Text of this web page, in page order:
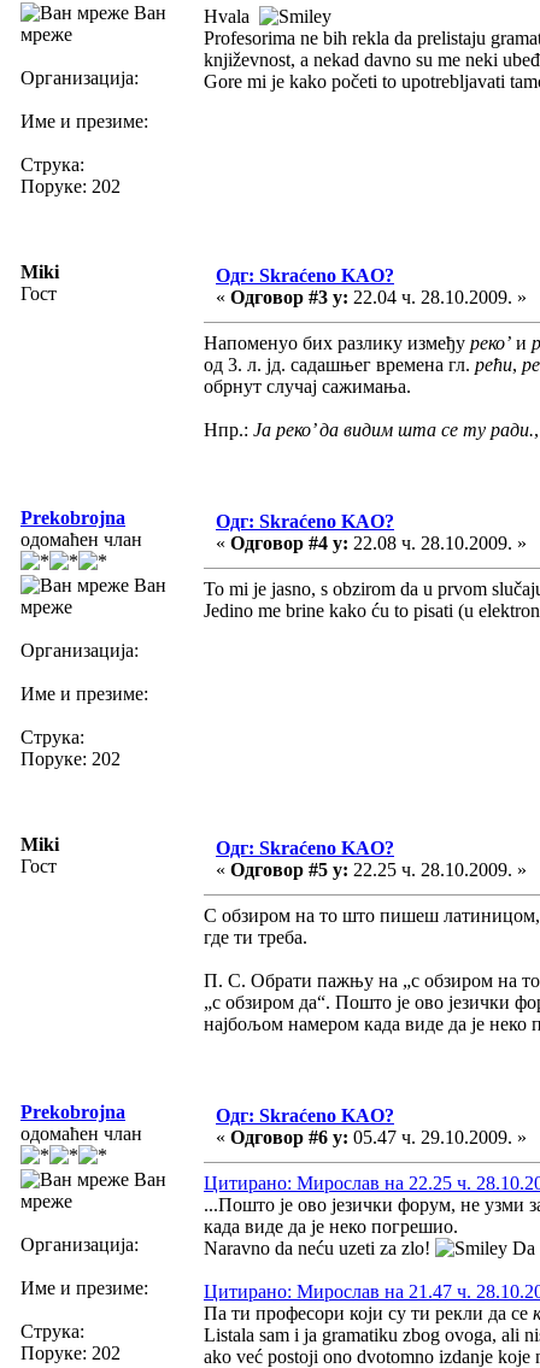
Ван
мреже
Организација:
Име и презиме:
Струка:
Поруке: 202
Hvala
Profesorima ne bih rekla da prelistaju
književnost, a nekad davno su me neki
Gore mi je kako početi to upotrebljavati
Miki
Гост
Одг: Skraćeno KAO?
« Одговор #3 у: 22.04 ч. 28.10.2009. »
Напоменуо бих разлику између реко’ и
од 3. л. јд. садашњег времена гл. рећи,
обрнут случај сажимања.
Нпр.: Ја реко’ да видим шта се ту ради.
Prekobrojna
одомаћен члан
Ван
мреже
Организација:
Име и презиме:
Струка:
Поруке: 202
Одг: Skraćeno KAO?
« Одговор #4 у: 22.08 ч. 28.10.2009. »
To mi je jasno, s obzirom da u prvom
Jedino me brine kako ću to pisati (u
Miki
Гост
Одг: Skraćeno KAO?
« Одговор #5 у: 22.25 ч. 28.10.2009. »
С обзиром на то што пишеш
где ти треба.
П. С. Обрати пажњу на „с обзиром на то
„с обзиром да“. Пошто је ово језички
најбољом намером када виде да је неко
Prekobrojna
одомаћен члан
Ван
мреже
Организација:
Име и презиме:
Струка:
Поруке: 202
Одг: Skraćeno KAO?
« Одговор #6 у: 05.47 ч. 29.10.2009. »
Цитирано: Мирослав на 22.25 ч.
...Пошто је ово језички форум, не узми
када виде да је неко погрешио.
Naravno da neću uzeti za zlo!
Da
Цитирано: Мирослав на 21.47 ч.
Па ти професори који су ти рекли да се
Listala sam i ja gramatiku zbog ovoga, ali
ako već postoji ono dvotomno izdanje koje